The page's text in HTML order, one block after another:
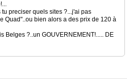
preciser quels sites ?...j'ai pas
Quad"..ou bien alors a des prix de 120 à
Belges ?..un GOUVERNEMENT!..... DE